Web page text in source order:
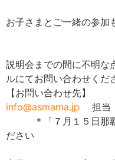
お子さまとご一緒の参加
説明会までの間に不明な
ルにてお問い合わせくだ
【お問い合わせ先】
info@asmama.jp 担当
＊「７月１５日那覇
ださい